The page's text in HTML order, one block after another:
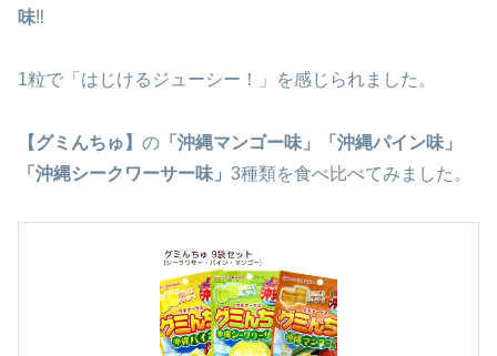
味‼
1粒で「はじけるジューシー！」を感じられました。
【グミんちゅ】 の 「沖縄マンゴー味」「沖縄パイン味」
「沖縄シークワーサー味」 3種類を食べ比べてみました。